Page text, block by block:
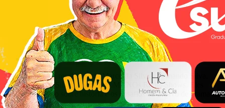
Mano Dal Ponte recebeu Ênio Marco da Silva e Fernando Silva,
proprietários da Silva Grama, no uMANOs Radio Shows. Eles
bateram um papo sobre história e os desafios do cultivo de grama na
região.